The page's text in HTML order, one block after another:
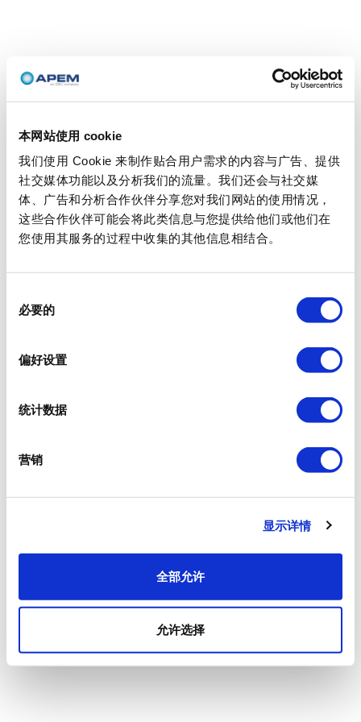
本网站使用 cookie
我们使用 Cookie 来制作贴合用户需求的内容与广告、提供
社交媒体功能以及分析我们的流量。我们还会与社交媒
体、广告和分析合作伙伴分享您对我们网站的使用情况，
这些合作伙伴可能会将此类信息与您提供给他们或他们在
您使用其服务的过程中收集的其他信息相结合。
必要的
偏好设置
统计数据
营销
显示详情
全部允许
允许选择